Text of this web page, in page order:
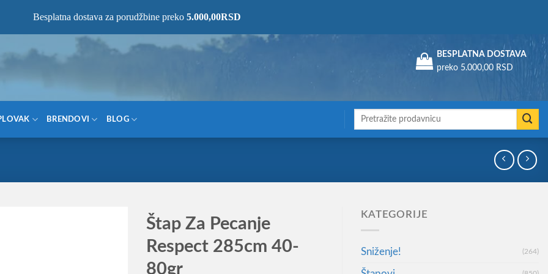
BESPLATNA DOSTAVA
preko 5.000,00 RSD
BRENDOVI BLOG
Претрага
Štap Za Pecanje
Respect 285cm 40-
80gr
KATEGORIJE
Sniženje! (264)
Besplatna dostava za porudžbine preko 5.000,00RSD